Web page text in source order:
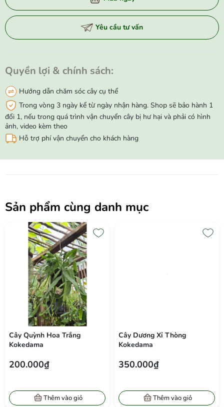
Yêu cầu tư vấn
Quyền lợi & chính sách:
Hướng dẫn chăm sóc cây cụ thể
Trong vòng 3 ngày kể từ ngày nhận hàng. Shop sẽ bảo hành 1
đổi 1, nếu trong quá trình vận chuyển cây bị hư hại và phải có hình
ảnh, video kèm theo
Hỗ trợ phí vận chuyển cho khách hàng
Sản phẩm cùng danh mục
Cây Quỳnh Hoa Trắng
Kokedama
200.000₫
Thêm vào giỏ
Cây Dương Xỉ Thòng
Kokedama
350.000₫
Thêm vào giỏ